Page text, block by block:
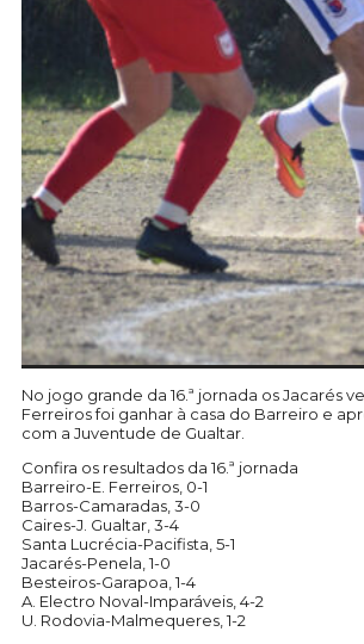
No jogo grande da 16.ª jornada os Jacarés
Ferreiros foi ganhar à casa do Barreiro e
com a Juventude de Gualtar.
Confira os resultados da 16.ª jornada
Barreiro-E. Ferreiros, 0-1
Barros-Camaradas, 3-0
Caires-J. Gualtar, 3-4
Santa Lucrécia-Pacifista, 5-1
Jacarés-Penela, 1-0
Besteiros-Garapoa, 1-4
A. Electro Noval-Imparáveis, 4-2
U. Rodovia-Malmequeres, 1-2